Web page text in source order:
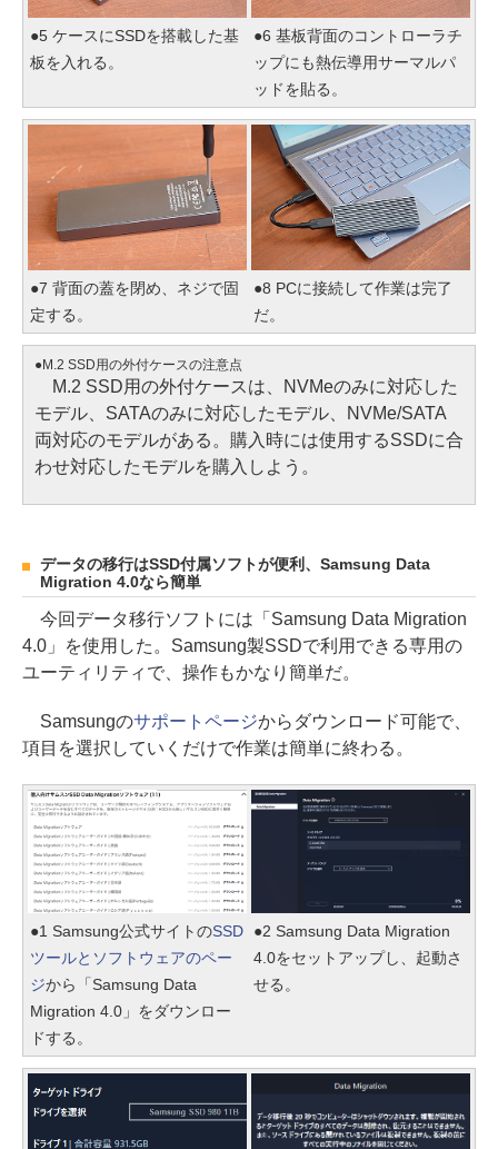
●5 ケースにSSDを搭載した基
板を入れる。
●6 基板背面のコントローラチ
ップにも熱伝導用サーマルパ
ッドを貼る。
●7 背面の蓋を閉め、ネジで固
定する。
●8 PCに接続して作業は完了
だ。
●M.2 SSD用の外付ケースの注意点
M.2 SSD用の外付ケースは、NVMeのみに対応した
モデル、SATAのみに対応したモデル、NVMe/SATA
両対応のモデルがある。購入時には使用するSSDに合
わせ対応したモデルを購入しよう。
データの移行はSSD付属ソフトが便利、Samsung Data
Migration 4.0なら簡単
今回データ移行ソフトには「Samsung Data Migration
4.0」を使用した。Samsung製SSDで利用できる専用の
ユーティリティで、操作もかなり簡単だ。
Samsungのサポートページからダウンロード可能で、
項目を選択していくだけで作業は簡単に終わる。
●1 Samsung公式サイトのSSD
ツールとソフトウェアのペー
ジから「Samsung Data
Migration 4.0」をダウンロー
ドする。
●2 Samsung Data Migration
4.0をセットアップし、起動さ
せる。